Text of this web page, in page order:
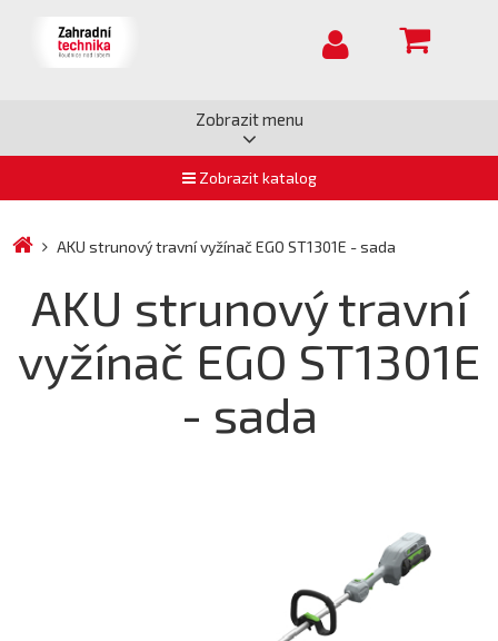
Zobrazit menu
Zobrazit katalog
AKU strunový travní vyžínač EGO ST1301E - sada
AKU strunový travní
vyžínač EGO ST1301E
- sada